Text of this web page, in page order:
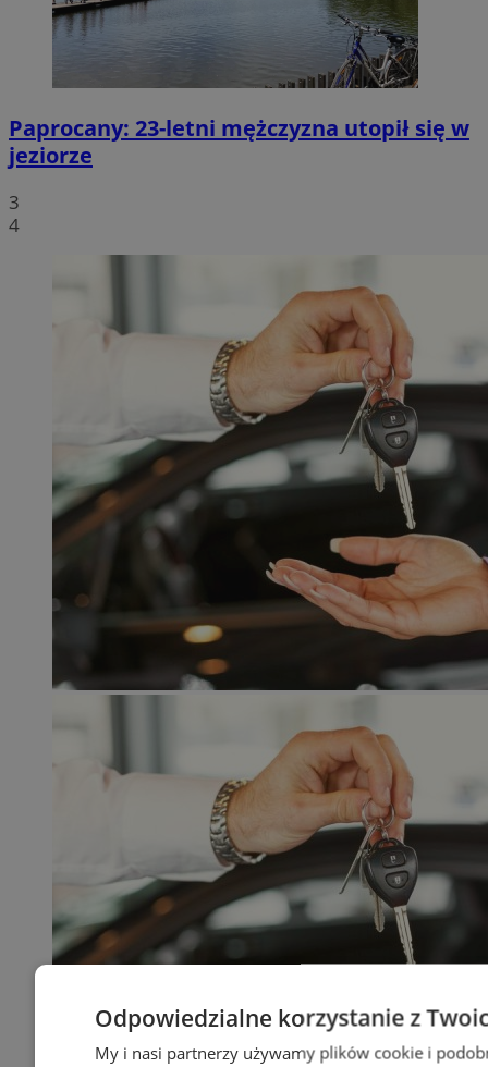
Paprocany: 23-letni mężczyzna utopił się w
jeziorze
3
4
Odpowiedzialne korzystanie z
My i nasi partnerzy używamy plików cookie i